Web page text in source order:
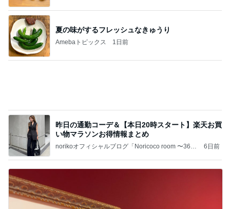
夏の味がするフレッシュなきゅうり
Amebaトピックス 1日前
昨日の通勤コーデ＆【本日20時スタート】楽天お買
い物マラソンお得情報まとめ
norikoオフィシャルブログ「Noricoco room 〜365
6日前